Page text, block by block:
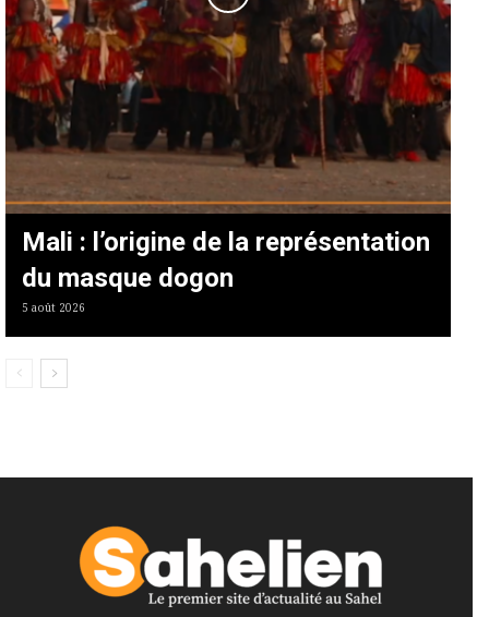
Mali : l’origine de la représentation
du masque dogon
5 août 2026